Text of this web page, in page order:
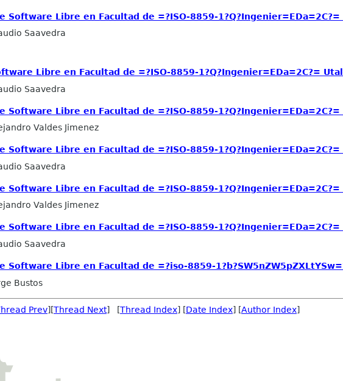
Software Libre en Facultad de =?ISO-8859-1?Q?Ingenier=EDa=2C?=
Saavedra
Libre en Facultad de =?ISO-8859-1?Q?Ingenier=EDa=2C?=
Saavedra
Software Libre en Facultad de =?ISO-8859-1?Q?Ingenier=EDa=2C?=
Valdes Jimenez
Software Libre en Facultad de =?ISO-8859-1?Q?Ingenier=EDa=2C?=
Saavedra
Software Libre en Facultad de =?ISO-8859-1?Q?Ingenier=EDa=2C?=
Valdes Jimenez
Software Libre en Facultad de =?ISO-8859-1?Q?Ingenier=EDa=2C?=
Saavedra
Software Libre en Facultad de =?iso-8859-
Bustos
Prev][Thread Next] [Thread Index] [Date Index] [Author Index]